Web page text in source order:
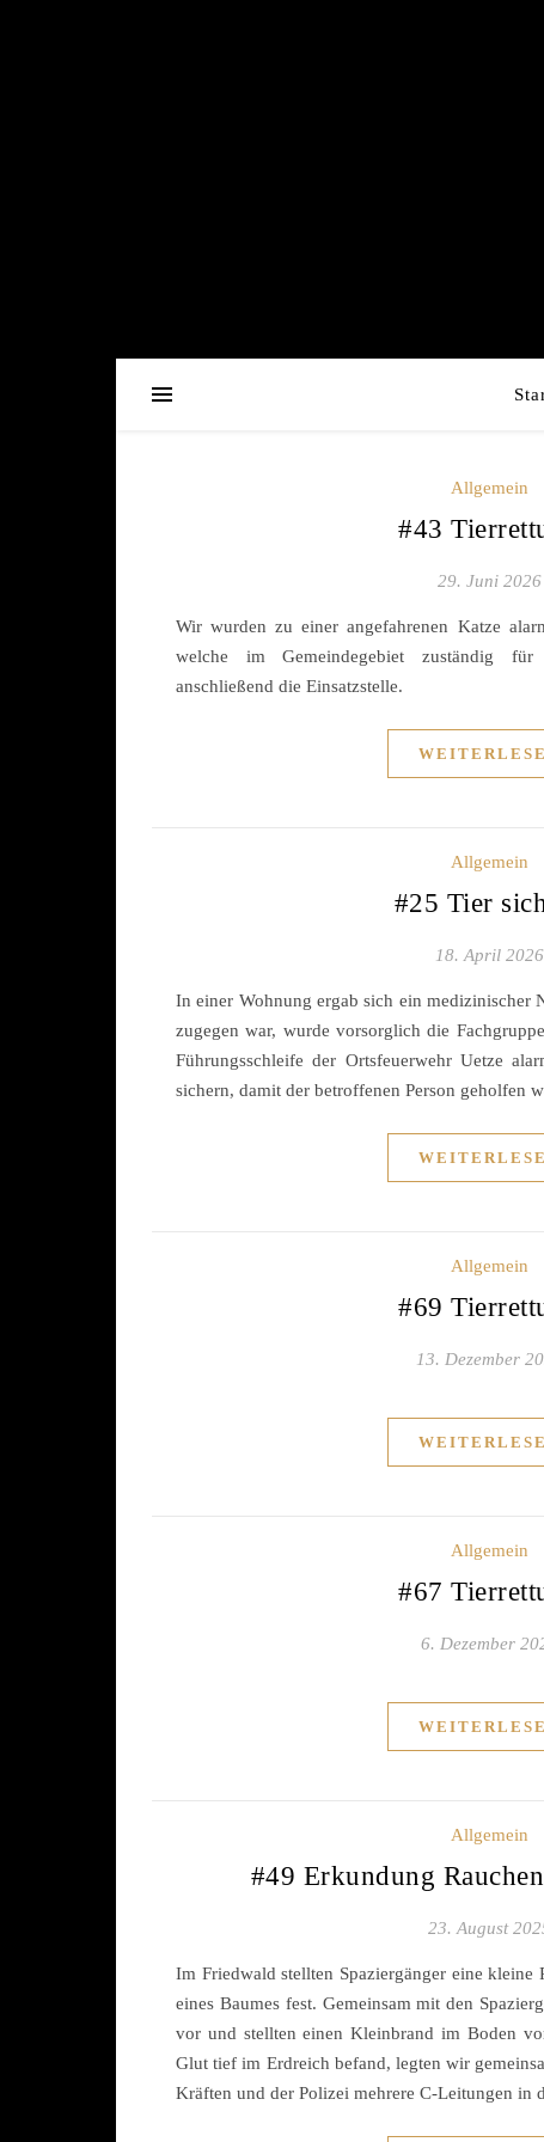
Allgemein
#43
29. Juni 2026
Wir wurden zu einer angefahrenen Katze
welche im Gemeindegebiet zuständig
anschließend die Einsatzstelle.
Allgemein
#25 Tier
18. April 2026
In einer Wohnung ergab sich ein medizinischer
zugegen war, wurde vorsorglich die
Führungsschleife der Ortsfeuerwehr Uetze
sichern, damit der betroffenen Person geholfen
Allgemein
#69
13. Dezember
Allgemein
#67
6. Dezember
Allgemein
#49 Erkundung
23. August
Im Friedwald stellten Spaziergänger eine kleine
eines Baumes fest. Gemeinsam mit den
vor und stellten einen Kleinbrand im Boden
Glut tief im Erdreich befand, legten wir
Kräften und der Polizei mehrere C-Leitungen in